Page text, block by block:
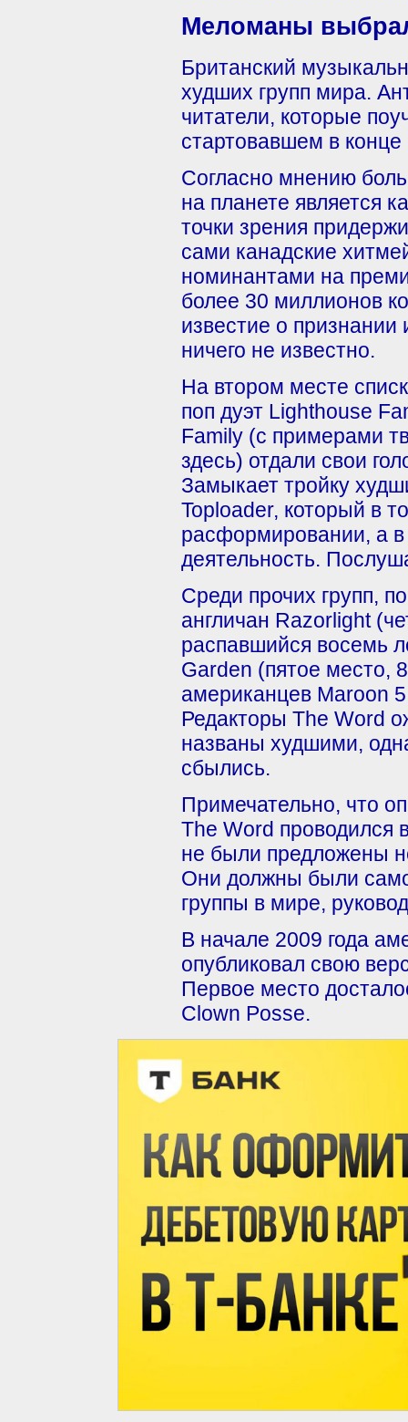
Меломаны
Британский
худших групп мира.
читатели, которые
стартовавшем в конце
Согласно мнению
на планете является
точки зрения
сами канадские
номинантами на
более 30 миллионов
известие о
ничего не известно.
На втором месте
поп дуэт Lighthouse
Family (с примерами
здесь) отдали свои
Замыкает тройку
Toploader, который в
расформировании, а в
деятельность.
Среди прочих групп,
англичан Razorlight
распавшийся восемь
Garden (пятое место,
американцев Maroon
Редакторы The Word
названы худшими,
сбылись.
Примечательно, что
The Word проводился
не были предложены
Они должны были
группы в мире,
В начале 2009 года
опубликовал свою
Первое место
Clown Posse.